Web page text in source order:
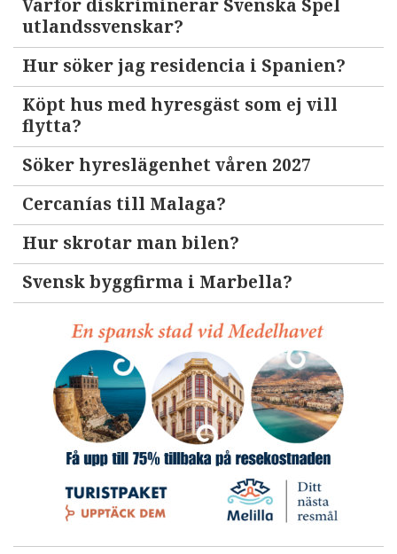
Varför diskriminerar Svenska Spel
utlandssvenskar?
Hur söker jag residencia i Spanien?
Köpt hus med hyresgäst som ej vill
flytta?
Söker hyreslägenhet våren 2027
Cercanías till Malaga?
Hur skrotar man bilen?
Svensk byggfirma i Marbella?